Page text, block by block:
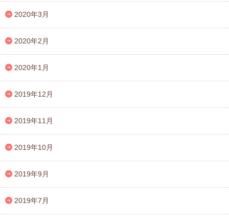
2020年3月
2020年2月
2020年1月
2019年12月
2019年11月
2019年10月
2019年9月
2019年7月